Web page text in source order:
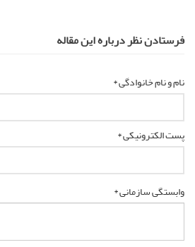
فرستادن نظر درباره این مقاله
نام و نام خانوادگی *
پست الکترونیکی *
وابستگی سازمانی *